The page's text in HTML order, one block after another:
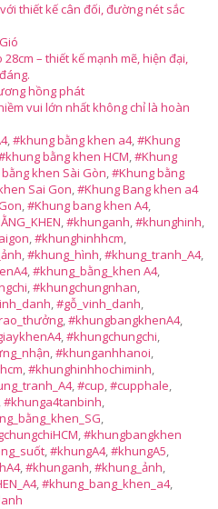
thiết kế cân đối, đường nét sắc
– thiết kế mạnh mẽ, hiện đại,
hồng phát
vui lớn nhất không chỉ là hoàn
,#khung bằng khen a4,#Khung
bằng khen HCM,#Khung
khen Sài Gòn,#Khung bằng
Sai Gon,#Khung Bang khen a4
,#Khung bang khen A4,
,#khunganh,#khunghinh,
,#khunghinhhcm,
,#khung_hình,#khung_tranh_A4,
,#khung_bằng_khen A4,
,#khungchungnhan,
,#gỗ_vinh_danh,
,#khungbangkhenA4,
,#khungchungchi,
,#khunganhhanoi,
,#khunghinhhochiminh,
,#cup,#cupphale,
,#khunga4tanbinh,
,
,#khungbangkhen
,#khungA4,#khungA5,
,#khunganh,#khung_ảnh,
,#khung_bang_khen_a4,